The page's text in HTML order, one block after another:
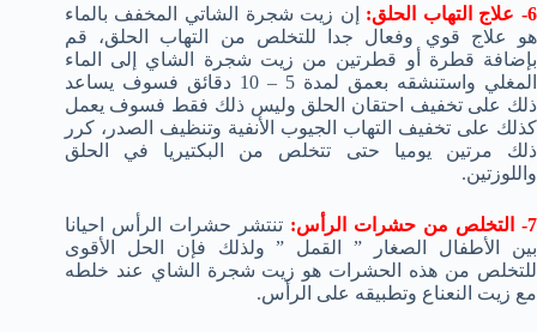
6- علاج التهاب الحلق:
إن زيت شجرة الشاتي المخفف بالماء
هو علاج قوي وفعال جدا للتخلص من التهاب الحلق، قم
بإضافة قطرة أو قطرتين من زيت شجرة الشاي إلى الماء
المغلي واستنشقه بعمق لمدة 5 – 10 دقائق فسوف يساعد
ذلك على تخفيف احتقان الحلق وليس ذلك فقط فسوف يعمل
كذلك على تخفيف التهاب الجيوب الأنفية وتنظيف الصدر، كرر
ذلك مرتين يوميا حتى تتخلص من البكتيريا في الحلق
واللوزتين.
7- التخلص من حشرات الرأس:
تنتشر حشرات الرأس احيانا
بين الأطفال الصغار ” القمل ” ولذلك فإن الحل الأقوى
للتخلص من هذه الحشرات هو زيت شجرة الشاي عند خلطه
مع زيت النعناع وتطبيقه على الرأس.